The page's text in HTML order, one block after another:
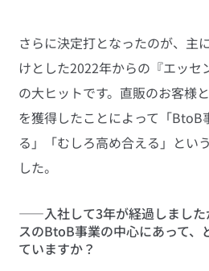
さらに決定打となったのが、主
けとした2022年からの『エッセ
の大ヒットです。直販のお客様
を獲得したことによって「BtoB
る」「むしろ高め合える」とい
した。
――入社して3年が経過しました
スのBtoB事業の中心にあって、
ていますか？